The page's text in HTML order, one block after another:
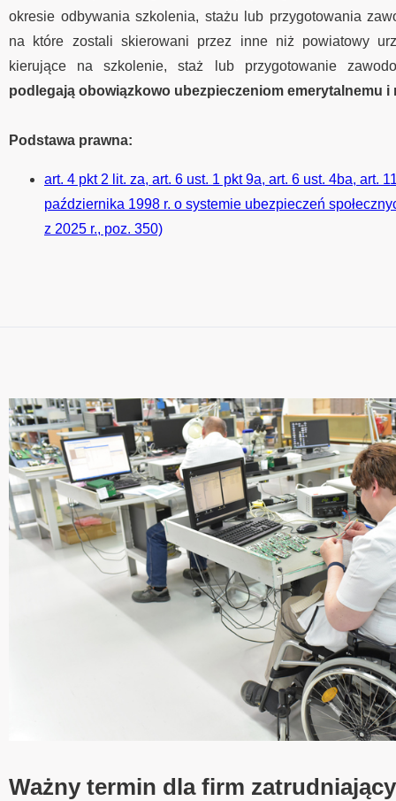
okresie odbywania szkolenia, stażu lub przygotowania
na które zostali skierowani przez inne niż powiatowy
kierujące na szkolenie, staż lub przygotowanie
podlegają obowiązkowo ubezpieczeniom emerytalnemu i
Podstawa prawna:
art. 4 pkt 2 lit. za, art. 6 ust. 1 pkt 9a, art. 6 ust. 4ba, art.
października 1998 r. o systemie ubezpieczeń
z 2025 r., poz. 350)
Ważny termin dla firm